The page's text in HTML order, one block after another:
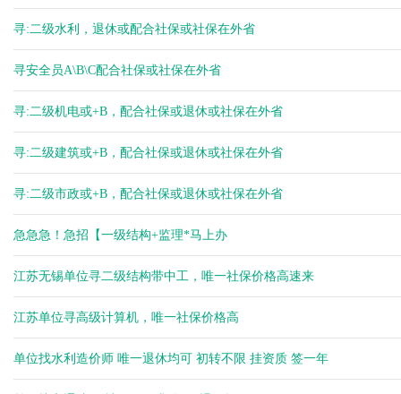
寻:二级水利，退休或配合社保或社保在外省
寻安全员A\B\C配合社保或社保在外省
寻:二级机电或+B，配合社保或退休或社保在外省
寻:二级建筑或+B，配合社保或退休或社保在外省
寻:二级市政或+B，配合社保或退休或社保在外省
急急急！急招【一级结构+监理*马上办
江苏无锡单位寻二级结构带中工，唯一社保价格高速来
江苏单位寻高级计算机，唯一社保价格高
单位找水利造价师 唯一退休均可 初转不限 挂资质 签一年